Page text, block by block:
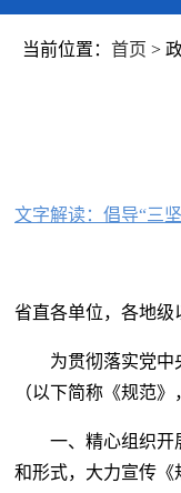
当前位置： 首页 >
文字解读：倡导“三
省直各单位，各地级
为贯彻落实党中央
（以下简称《规范
一、精心组织开展
和形式，大力宣传《